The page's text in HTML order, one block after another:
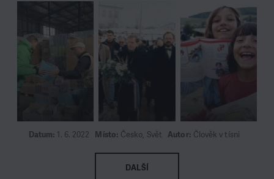
Datum: 1. 6. 2022 Místo: Česko, Svět Autor: Člověk v tísni
DALŠÍ